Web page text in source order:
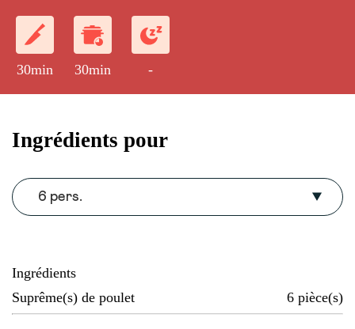
30min 30min -
Ingrédients pour
6 pers.
Ingrédients
Suprême(s) de poulet
6 pièce(s)